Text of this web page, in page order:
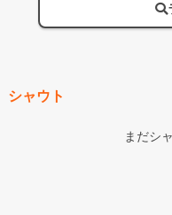
シャウト
まだシ